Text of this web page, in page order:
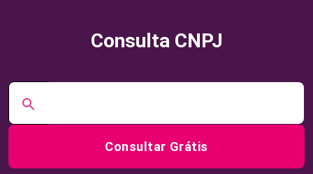
Consulta CNPJ
Consultar Grátis